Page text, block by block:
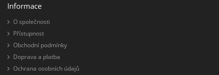
Informace
O společnosti
Přístupnost
Obchodní podmínky
Doprava a platba
Ochrana osobních údajů